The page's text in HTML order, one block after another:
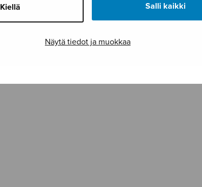
Kiellä Salli kaikki
Näytä tiedot ja muokkaa